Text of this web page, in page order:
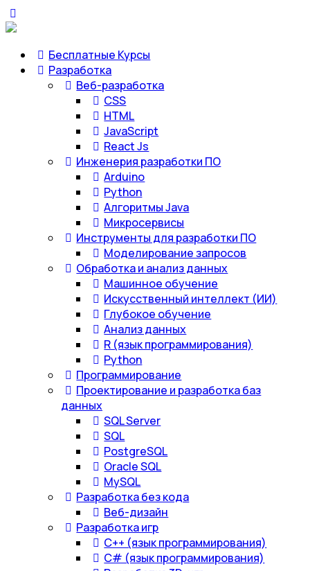
Бесплатные Курсы
Разработка
Веб-разработка
CSS
HTML
JavaScript
React Js
Инженерия разработки ПО
Arduino
Python
Алгоритмы Java
Микросервисы
Инструменты для разработки ПО
Моделирование запросов
Обработка и анализ данных
Машинное обучение
Искусственный интеллект (ИИ)
Глубокое обучение
Анализ данных
R (язык программирования)
Python
Программирование
Проектирование и разработка баз
данных
SQL Server
SQL
PostgreSQL
Oracle SQL
MySQL
Разработка без кода
Веб-дизайн
Разработка игр
С++ (язык программирования)
С# (язык программирования)